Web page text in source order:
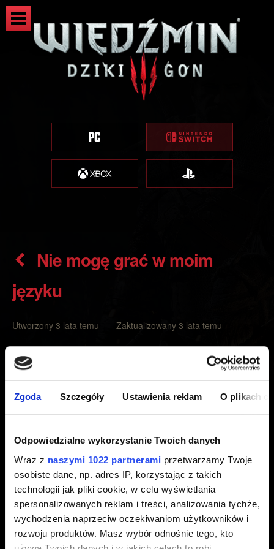
Zgoda Szczegóły Ustawienia reklam O plikach
Odpowiedzialne wykorzystanie Twoich danych
Wraz z naszymi 1022 partnerami przetwarzamy Twoje
osobiste dane, np. adres IP, korzystając z takich
technologii jak pliki cookie, w celu wyświetlania
spersonalizowanych reklam i treści, analizowania tychże,
wychodzenia naprzeciw oczekiwaniom użytkowników i
rozwoju produktów. Masz wybór odnośnie tego, kto
Nie mogę grać w moim
języku
Utworzony 3 lata temu Zaktualizowany 3 lata temu
Dostępność języków w grze zależy od regionu i edycji.
dostępny dla ciebie pakiet językowy Wiedźmina 3. Zwróć
uwagę, że aby pakiet językowy działał, musi pasować do
Jeśli chcesz, abyśmy sprawdzili region twojej karty gry,
podaj kod znajdujący się z tyłu pudełka z grą, nad kodem
paskowym albo na samej karcie gry (np. HAC-P-AURVL).
Wersje cyfrowe do pobrania są połączone z regionem
eShopu, w którym zostały zakupione.